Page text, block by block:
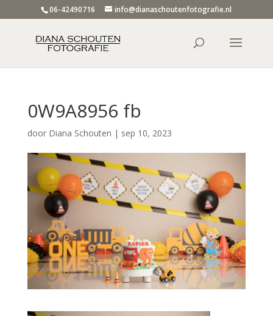
06-42490716 info@dianaschoutenfotografie.nl
0W9A8956 fb
door Diana Schouten | sep 10, 2023